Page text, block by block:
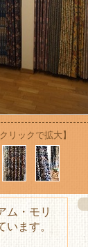
クリックで拡大】
ム・モリ
ます。